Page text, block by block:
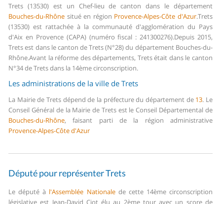
Trets (13530) est un Chef-lieu de canton dans le département
Bouches-du-Rhône situé en région Provence-Alpes-Côte d'Azur.Trets
(13530) est rattachée à la communauté d'agglomération du Pays
d'Aix en Provence (CAPA) (numéro fiscal : 241300276).Depuis 2015,
Trets est dans le canton de Trets (N°28) du département Bouches-du-
Rhône.Avant la réforme des départements, Trets était dans le canton
N°34 de Trets dans la 14ème circonscription.
Les administrations de la ville de Trets
La Mairie de Trets dépend de la préfecture du département de 13. Le
Conseil Général de la Mairie de Trets est le Conseil Départemental de
Bouches-du-Rhône, faisant parti de la région administrative
Provence-Alpes-Côte d'Azur
Député pour représenter Trets
Le député à l'Assemblée Nationalede cette 14ème circonscription